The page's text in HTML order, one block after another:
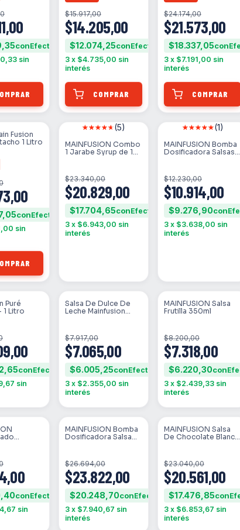
con
sin
$14.205,00
$15.917,00
$12.074,25con
3 x $4.735,00 sin
interés
$21.573,00
$24.174,00
$18.337,05con
3 x $7.191,00 sin
interés
Fusion
1 Litro
con
sin
(5)
MAINFUSION Combo
1 Jarabe Syrup de 1
$20.829,00
$23.340,00
$17.704,65con
3 x $6.943,00 sin
interés
(1)
MAINFUSION Bomba
Dosificadora Salsas
$10.914,00
$12.230,00
$9.276,90con
3 x $3.638,00 sin
interés
Puré
1 Litro
con
sin
SIN STOCK
Salsa De Dulce De
Leche Mainfusion
$7.065,00
$7.917,00
$6.005,25con
3 x $2.355,00 sin
interés
SIN STOCK
MAINFUSION Salsa
Frutilla 350ml
$7.318,00
$8.200,00
$6.220,30con
3 x $2.439,33 sin
interés
con
sin
SIN STOCK
MAINFUSION Bomba
Dosificadora Salsa
$23.822,00
$26.694,00
$20.248,70con
3 x $7.940,67 sin
interés
SIN STOCK
MAINFUSION Salsa
De Chocolate Blanco
$20.561,00
$23.040,00
$17.476,85con
3 x $6.853,67 sin
interés